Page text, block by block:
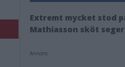
Extremt mycket stod
Mathiasson sköt
Annons: